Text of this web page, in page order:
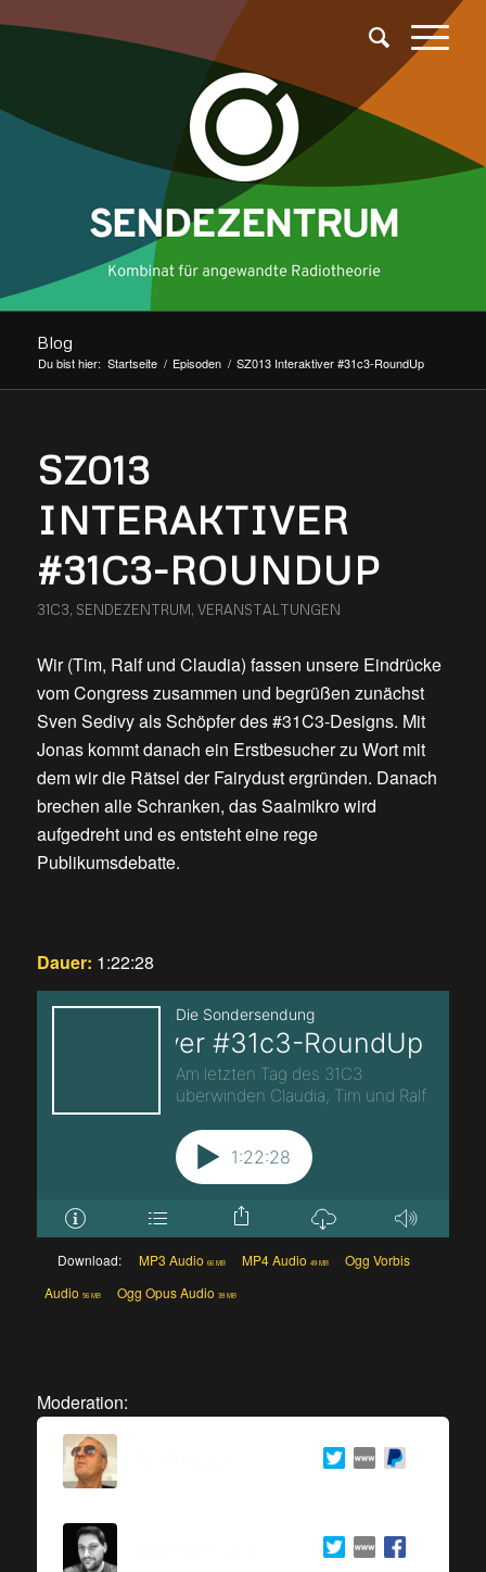
Blog
Du bist hier: Startseite / Episoden / SZ013 Interaktiver #31c3-RoundUp
SZ013
INTERAKTIVER
#31C3-ROUNDUP
31C3, SENDEZENTRUM, VERANSTALTUNGEN
Wir (Tim, Ralf und Claudia) fassen unsere Eindrücke
vom Congress zusammen und begrüßen zunächst
Sven Sedivy als Schöpfer des #31C3-Designs. Mit
Jonas kommt danach ein Erstbesucher zu Wort mit
dem wir die Rätsel der Fairydust ergründen. Danach
brechen alle Schranken, das Saalmikro wird
aufgedreht und es entsteht eine rege
Publikumsdebatte.
Dauer: 1:22:28
Download: MP3 Audio 66 MB MP4 Audio 49 MB
Ogg Vorbis
Audio 56 MB Ogg Opus Audio 39 MB
Moderation: